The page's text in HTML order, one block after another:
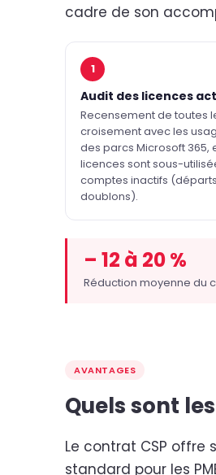
cadre de son
1
Audit des licences
Recensement de toutes
croisement avec les
des parcs Microsoft 365,
licences sont sous-
comptes inactifs
doublons).
– 12 à 20 %
Réduction moyenne du
AVANTAGES
Quels sont
Le contrat CSP
standard pour les